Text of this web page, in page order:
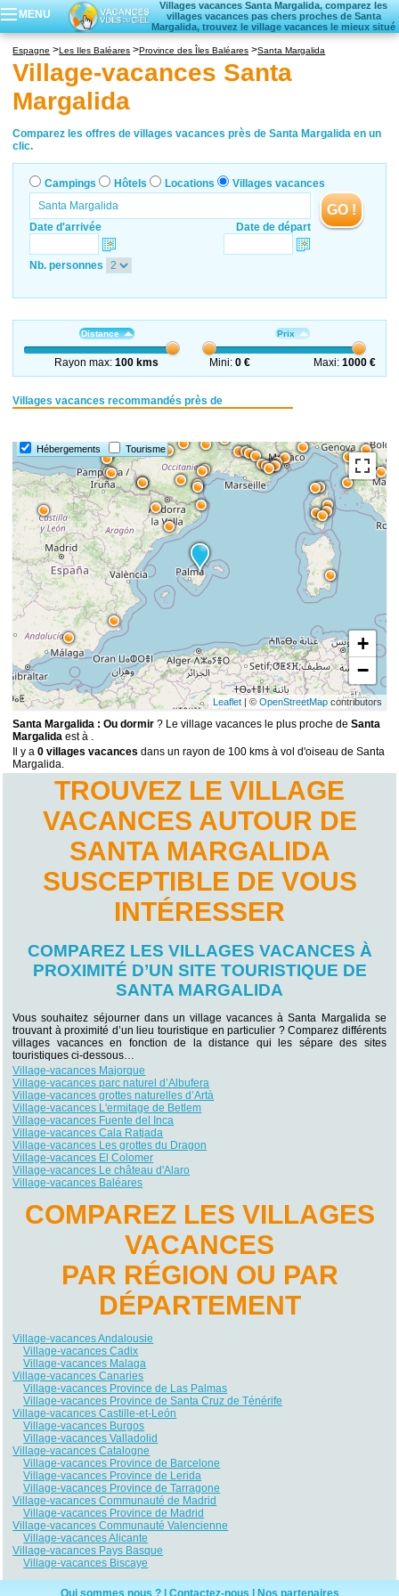
MENU
Villages vacances Santa Margalida, comparez les
villages vacances pas chers proches de Santa
Margalida, trouvez le village vacances le mieux situé
Campings
Locations vacances
Espagne Les Iles Baléares Province des Îles Baléares Santa Margalida
Village-vacances Santa
Margalida
Comparez les offres de villages vacances près de Santa Margalida en un
clic.
Campings Hôtels Locations Villages vacances
Date d'arrivée Date de départ
GO !
Nb. personnes
Distance
Rayon max:100 kms
Prix
Mini:0 € Maxi: 1000 €
Villages vacances recommandés près de
Hébergements Tourisme
+
−
Leaflet| © OpenStreetMapcontributors
Santa Margalida : Ou dormir ? Le village vacances le plus proche deSanta
Margalida est à .
Il y a0 villages vacances dans un rayon de 100 kms à vol d'oiseau de Santa
Margalida.
TROUVEZ LE VILLAGE
VACANCES AUTOUR DE
SANTA MARGALIDA
SUSCEPTIBLE DE VOUS
INTÉRESSER
COMPAREZ LES VILLAGES VACANCES À
PROXIMITÉ D’UN SITE TOURISTIQUE DE
SANTA MARGALIDA
Vous souhaitez séjourner dans un village vacances à Santa Margalida se
trouvant à proximité d’un lieu touristique en particulier ? Comparez différents
villages vacances en fonction de la distance qui les sépare des sites
touristiques ci-dessous…
Village-vacances Majorque
Village-vacances parc naturel d’Albufera
Village-vacances grottes naturelles d’Artà
Village-vacances L'ermitage de Betlem
Village-vacances Fuente del Inca
Village-vacances Cala Ratjada
Village-vacances Les grottes du Dragon
Village-vacances El Colomer
Village-vacances Le château d'Alaro
Village-vacances Baléares
COMPAREZ LES VILLAGES
VACANCES
PAR RÉGION OU PAR
DÉPARTEMENT
Village-vacances Andalousie
Village-vacances Cadix
Village-vacances Malaga
Village-vacances Canaries
Village-vacances Province de Las Palmas
Village-vacances Province de Santa Cruz de Ténérife
Village-vacances Castille-et-León
Village-vacances Burgos
Village-vacances Valladolid
Village-vacances Catalogne
Village-vacances Province de Barcelone
Village-vacances Province de Lerida
Village-vacances Province de Tarragone
Village-vacances Communauté de Madrid
Village-vacances Province de Madrid
Village-vacances Communauté Valencienne
Village-vacances Alicante
Village-vacances Pays Basque
Village-vacances Biscaye